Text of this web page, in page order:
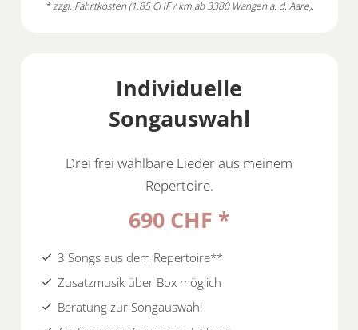
* zzgl. Fahrtkosten (1.85 CHF / km ab 3380 Wangen a. d. Aare).
Individuelle
Songauswahl
Drei frei wählbare Lieder aus meinem
Repertoire.
690 CHF *
check 3 Songs aus dem Repertoire**
check Zusatzmusik über Box möglich
check Beratung zur Songauswahl